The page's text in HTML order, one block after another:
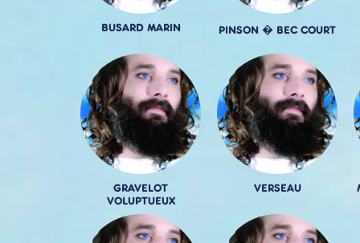
BUSARD MARIN PINSON � BEC COURT
GRAVELOT
VOLUPTUEUX
VERSEAU